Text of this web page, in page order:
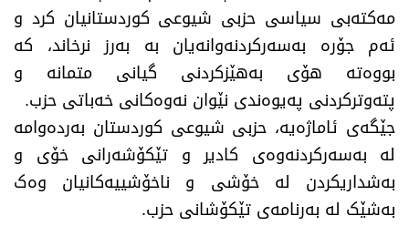
مەکتەبی سیاسی حزبی شیوعی کوردستانیان کرد و
ئەم جۆرە بەسەرکردنەوانەیان بە بەرز نرخاند، کە
بووەتە هۆی بەهێزکردنی گیانی متمانە و
پتەوترکردنی پەیوەندی نێوان نەوەکانی خەباتی حزب.
​جێگەی ئاماژەیە، حزبی شیوعی کوردستان بەردەوامە
لە بەسەرکردنەوەی کادیر و تێکۆشەرانی خۆی و
بەشداریکردن لە خۆشی و ناخۆشییەکانیان وەک
بەشێک لە بەرنامەی تێکۆشانی حزب.